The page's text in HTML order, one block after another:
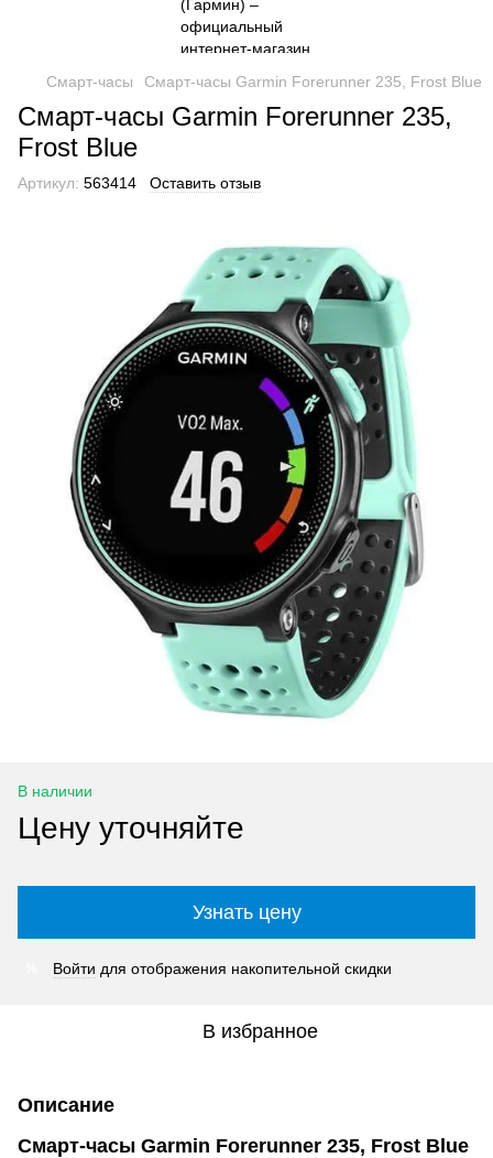
Смарт-часы Смарт-часы Garmin Forerunner 235, Frost Blue
Смарт-часы Garmin Forerunner 235,
Frost Blue
Артикул: 563414 Оставить отзыв
В наличии
Цену уточняйте
Узнать цену
Войти для отображения накопительной скидки
В избранное
Описание
Смарт-часы Garmin Forerunner 235, Frost Blue